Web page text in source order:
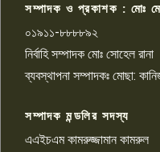
৯
১০
সম্পাদক ও প্রকাশক : মোঃ
০১৯১১-৮৮৮৮৯২
নির্বাহি সম্পাদক মোঃ সোহেল রানা
ব্যবস্থাপনা সম্পাদকঃ মোছা:
সম্পাদক মন্ডলির সদস্য
এএইচএম কামরুজ্জামান কামরুল